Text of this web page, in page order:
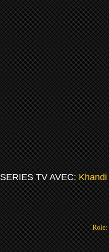
SERIES TV AVEC: